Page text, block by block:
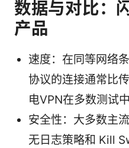
数据与对比：
产品
速度：在同等网络
协议的连接通常比
电VPN在多数测试
安全性：大多数主
无日志策略和 Kill